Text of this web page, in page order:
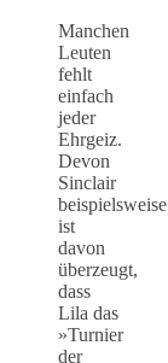
Manchen
Leuten
fehlt
einfach
jeder
Ehrgeiz.
Devon
Sinclair
beispielsweise
ist
davon
überzeugt,
dass
Lila das
»Turnier
der